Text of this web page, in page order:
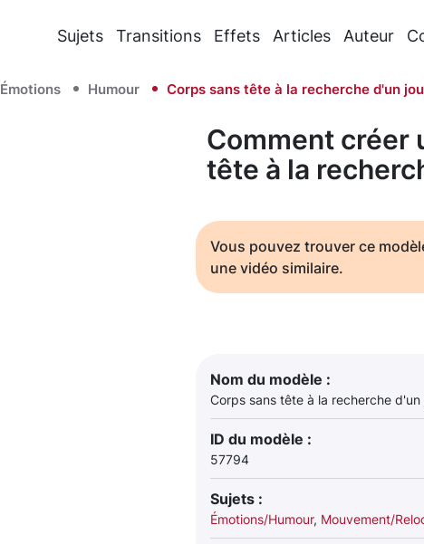
Sujets Transitions Effets Articles Auteur
Émotions Humour Corps sans tête à la recherche d'un
Comment créer
tête à la
Vous pouvez trouver ce
une vidéo similaire.
Nom du modèle :
Corps sans tête à la recherche
ID du modèle :
57794
Sujets :
Émotions/Humour, Mouvement/